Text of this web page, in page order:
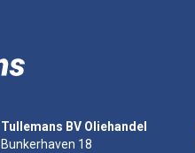
Tullemans BV Oliehandel
Bunkerhaven 18